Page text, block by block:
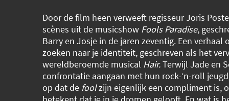
Door de film heen verweeft regisseur Joris
scènes uit de musicshow Fools Paradise,
Barry en Josje in de jaren zeventig. Een verhaal
zoeken naar je identiteit, geschreven als het
wereldberoemde musical Hair.Terwijl Jade en
confrontatie aangaan met hun rock-‘n-roll
op dat de foolzijn eigenlijk een compliment is,